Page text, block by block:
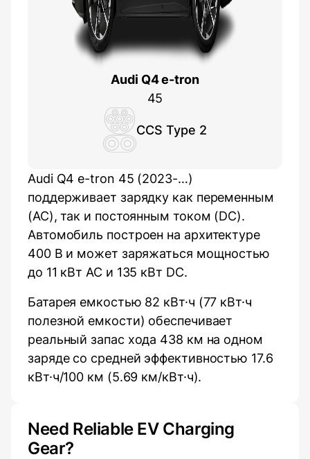
Audi Q4 e-tron
45
CCS Type 2
Audi Q4 e-tron 45 (2023-…)
поддерживает зарядку как переменным
(AC), так и постоянным током (DC).
Автомобиль построен на архитектуре
400 В и может заряжаться мощностью
до 11 кВт AC и 135 кВт DC.
Батарея емкостью 82 кВт·ч (77 кВт·ч
полезной емкости) обеспечивает
реальный запас хода 438 км на одном
заряде со средней эффективностью 17.6
кВт·ч/100 км (5.69 км/кВт·ч).
Need Reliable EV Charging
Gear?